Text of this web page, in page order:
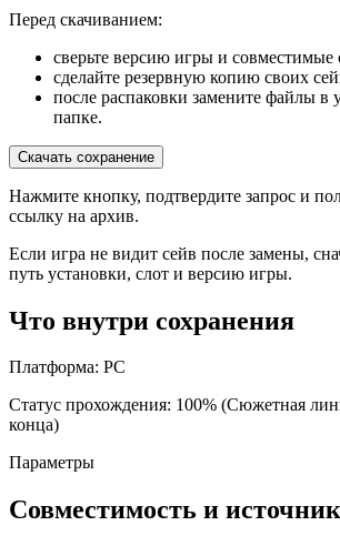
Перед скачиванием:
сверьте версию игры и совместимые
сделайте резервную копию своих
после распаковки замените файлы в
папке.
Скачать сохранение
Нажмите кнопку, подтвердите запрос и
ссылку на архив.
Если игра не видит сейв после замены,
путь установки, слот и версию игры.
Что внутри сохранения
Платформа: PC
Статус прохождения: 100% (Сюжетная
конца)
Параметры
Совместимость и источник